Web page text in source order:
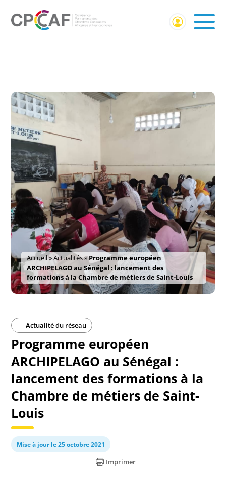
Accueil»Actualités»Programme européen
ARCHIPELAGO au Sénégal : lancement des
formations à la Chambre de métiers de Saint-Louis
Actualité du réseau
Programme européen
ARCHIPELAGO au Sénégal :
lancement des formations à la
Chambre de métiers de Saint-
Louis
Mise à jour le 25 octobre 2021
Imprimer